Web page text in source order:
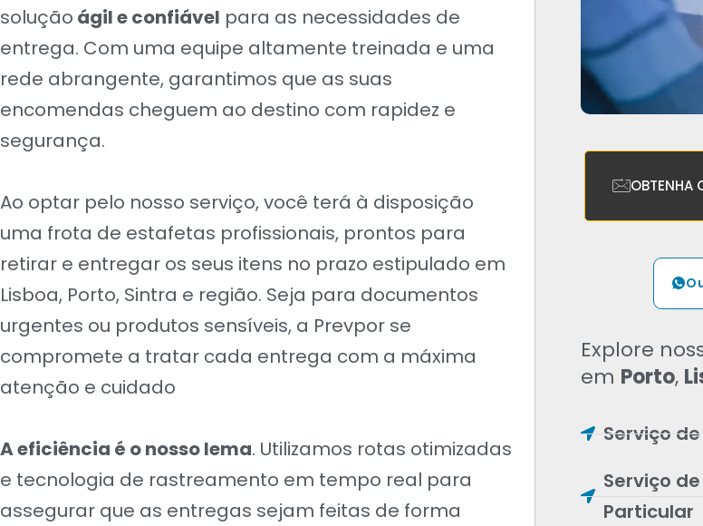
solução ágil e confiável para as necessidades de
entrega. Com uma equipe altamente treinada e uma
rede abrangente, garantimos que as suas
encomendas cheguem ao destino com rapidez e
segurança.
Ao optar pelo nosso serviço, você terá à disposição
uma frota de estafetas profissionais, prontos para
retirar e entregar os seus itens no prazo estipulado em
Lisboa, Porto, Sintra e região. Seja para documentos
urgentes ou produtos sensíveis, a Prevpor se
compromete a tratar cada entrega com a máxima
atenção e cuidado
A eficiência é o nosso lema. Utilizamos rotas otimizadas
e tecnologia de rastreamento em tempo real para
assegurar que as entregas sejam feitas de forma
OBTENHA
Explore
em Porto,
Serviço
Serviço
Particular